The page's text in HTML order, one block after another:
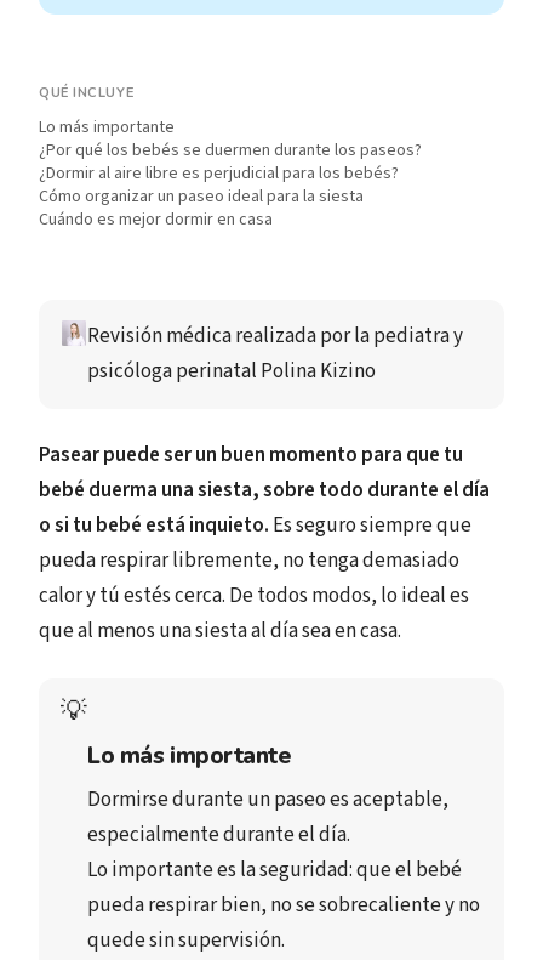
QUÉ INCLUYE
Lo más importante
¿Por qué los bebés se duermen durante los paseos?
¿Dormir al aire libre es perjudicial para los bebés?
Cómo organizar un paseo ideal para la siesta
Cuándo es mejor dormir en casa
Revisión médica realizada por la pediatra y
psicóloga perinatal Polina Kizino
Pasear puede ser un buen momento para que tu
bebé duerma una siesta, sobre todo durante el día
o si tu bebé está inquieto. Es seguro siempre que
pueda respirar libremente, no tenga demasiado
calor y tú estés cerca. De todos modos, lo ideal es
que al menos una siesta al día sea en casa.
💡
Lo más importante
Dormirse durante un paseo es aceptable,
especialmente durante el día.
Lo importante es la seguridad
pueda respirar bien, no se sobrecaliente y no
quede sin supervisión.